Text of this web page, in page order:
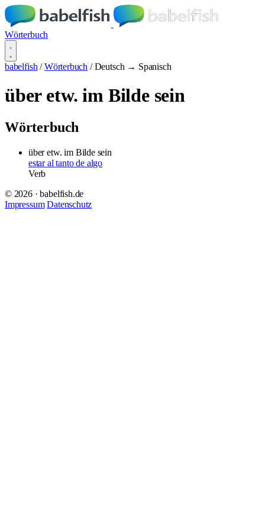
Wörterbuch
babelfish / Wörterbuch / Deutsch → Spanisch
über etw. im Bilde sein
Wörterbuch
über etw. im Bilde sein
estar al tanto de algo
Verb
© 2026 · babelfish.de
Impressum Datenschutz